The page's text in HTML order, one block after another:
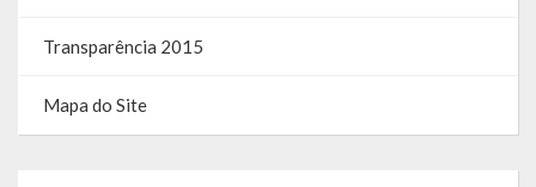
Transparência 2015
Mapa do Site